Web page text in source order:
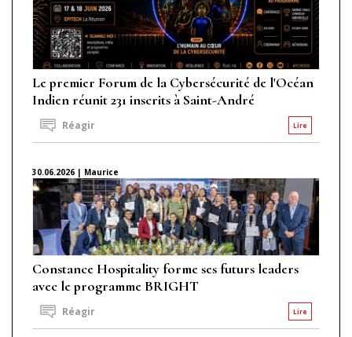
Le premier Forum de la Cybersécurité de l'Océan
Indien réunit 231 inscrits à Saint-André
Lire
Réagir
30.06.2026 | Maurice
Constance Hospitality forme ses futurs leaders
avec le programme BRIGHT
Lire
Réagir